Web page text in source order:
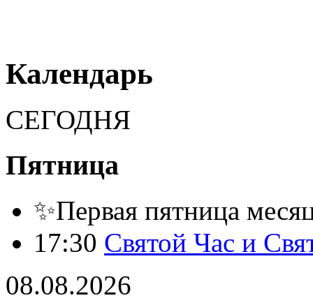
Календарь
СЕГОДНЯ
Пятница
✨Первая пятница
17:30 Святой Час и
08.08.2026